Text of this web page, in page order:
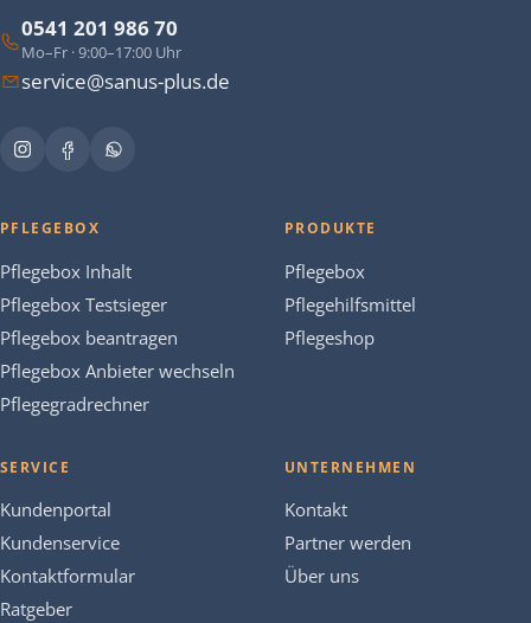
0541 201 986 70
Mo–Fr · 9:00–17:00 Uhr
service@sanus-plus.de
PFLEGEBOX
Pflegebox Inhalt
Pflegebox Testsieger
Pflegebox beantragen
Pflegebox Anbieter wechseln
Pflegegradrechner
PRODUKTE
Pflegebox
Pflegehilfsmittel
Pflegeshop
SERVICE
Kundenportal
Kundenservice
Kontaktformular
Ratgeber
UNTERNEHMEN
Kontakt
Partner werden
Über uns